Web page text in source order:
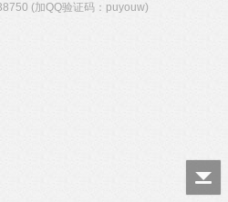
(加QQ验证码：puyouw)